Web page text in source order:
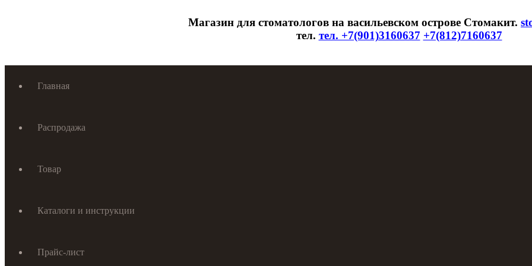
Магазин для стоматологов на васильевском острове Стомакит.
тел. тел. +7(901)3160637 +7(812)7160637
Главная
Распродажа
Товар
Каталоги и инструкции
Прайс-лист